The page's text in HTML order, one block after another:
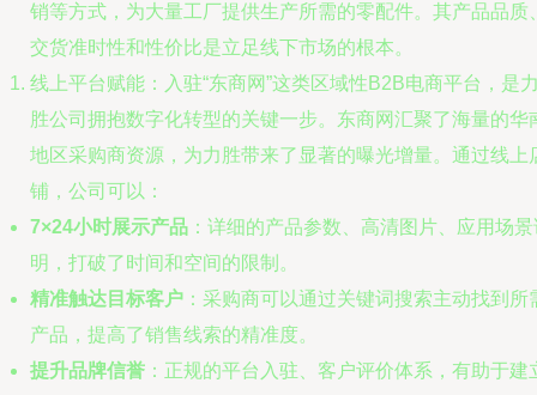
销等方式，为大量工厂提供生产所需的零配件。其产品品质
交货准时性和性价比是立足线下市场的根本。
线上平台赋能：入驻“东商网”这类区域性B2B电商平台，是
胜公司拥抱数字化转型的关键一步。东商网汇聚了海量的华
地区采购商资源，为力胜带来了显著的曝光增量。通过线上
铺，公司可以：
7×24小时展示产品 ：详细的产品参数、高清图片、应用场
明，打破了时间和空间的限制。
精准触达目标客户 ：采购商可以通过关键词搜索主动找到所
产品，提高了销售线索的精准度。
提升品牌信誉 ：正规的平台入驻、客户评价体系，有助于建